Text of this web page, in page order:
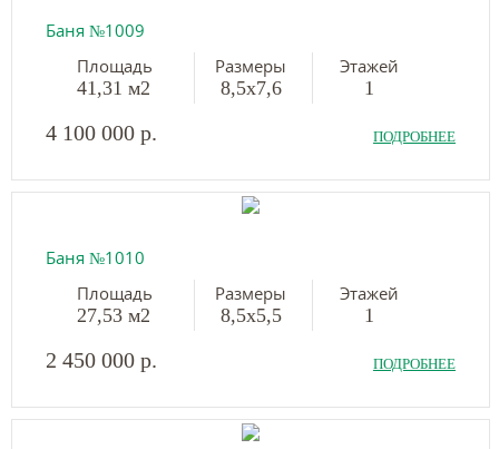
Баня №1009
Площадь
41,31 м2
Размеры
8,5х7,6
Этажей
1
4 100 000 р. ПОДРОБНЕЕ
Баня №1010
Площадь
27,53 м2
Размеры
8,5х5,5
Этажей
1
2 450 000 р. ПОДРОБНЕЕ